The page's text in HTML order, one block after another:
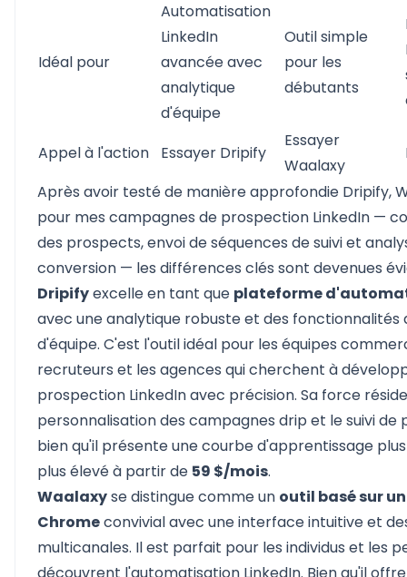
Idéal pour
Automatisation
LinkedIn
avancée avec
analytique
d'équipe
Outil simple
pour les
débutants
Appel à l'action Essayer Dripify
Essayer
Waalaxy
Après avoir testé de manière approfondie Dripify,
pour mes campagnes de prospection LinkedIn —
des prospects, envoi de séquences de suivi et
conversion — les différences clés sont devenues
Dripifyexcelle en tant que plateforme
avec une analytique robuste et des fonctionnalités
d'équipe. C'est l'outil idéal pour les équipes
recruteurs et les agences qui cherchent à
prospection LinkedIn avec précision. Sa force
personnalisation des campagnes drip et le suivi de
bien qu'il présente une courbe d'apprentissage
plus élevé à partir de 59 $/mois.
Waalaxyse distingue comme un outil basé sur
Chromeconvivial avec une interface intuitive et
multicanales. Il est parfait pour les individus et les